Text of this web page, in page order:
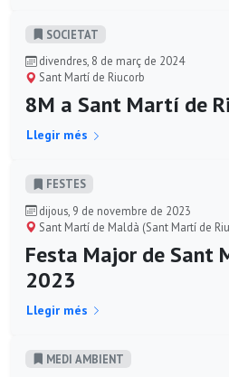
SOCIETAT
divendres, 8 de març de 2024
Sant Martí de Riucorb
8M a Sant Martí de
Llegir més
FESTES
dijous, 9 de novembre de 2023
Sant Martí de Maldà (Sant Martí de
Festa Major de Sant
2023
Llegir més
MEDI AMBIENT